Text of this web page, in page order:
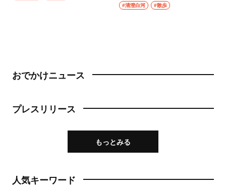
#清澄白河 #散歩
おでかけニュース
プレスリリース
もっとみる
人気キーワード